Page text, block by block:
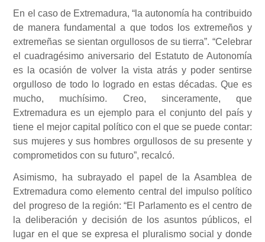
En el caso de Extremadura, “la autonomía ha contribuido
de manera fundamental a que todos los extremeños y
extremeñas se sientan orgullosos de su tierra”. “Celebrar
el cuadragésimo aniversario del Estatuto de Autonomía
es la ocasión de volver la vista atrás y poder sentirse
orgulloso de todo lo logrado en estas décadas. Que es
mucho, muchísimo. Creo, sinceramente, que
Extremadura es un ejemplo para el conjunto del país y
tiene el mejor capital político con el que se puede contar:
sus mujeres y sus hombres orgullosos de su presente y
comprometidos con su futuro”, recalcó.
Asimismo,
ha subrayado el papel de la Asamblea de
Extremadura como elemento central del impulso político
del progreso de la región: “El Parlamento es el centro de
la deliberación y decisión de los asuntos públicos, el
lugar en el que se expresa el pluralismo social y donde